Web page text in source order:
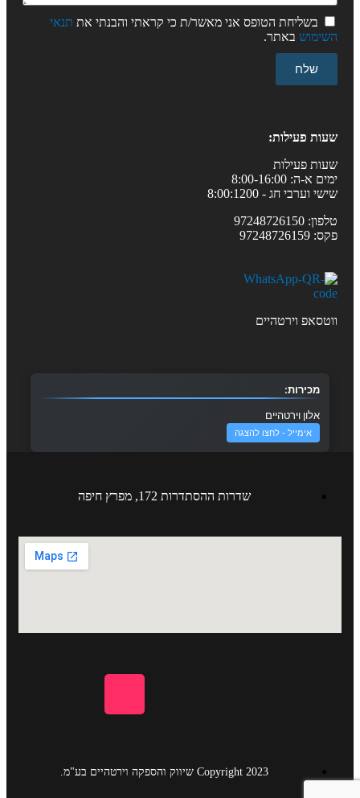
בשליחת הטופס אני מאשר/ת כי קראתי והבנתי את תנאי
השימוש באתר.
שלח
שעות פעילות:
שעות פעילות
ימים א-ה: 8:00-16:00
שישי וערבי חג - 8:00:1200
טלפון: 97248726150
פקס: 97248726159
ווטסאפ וירטהיים
מכירות:
אלון וירטהיים
אימייל - לחצו להצגה
שדרות ההסתדרות 172, מפרץ חיפה
Copyright 2023 שיווק והספקה וירטהיים בע"מ.